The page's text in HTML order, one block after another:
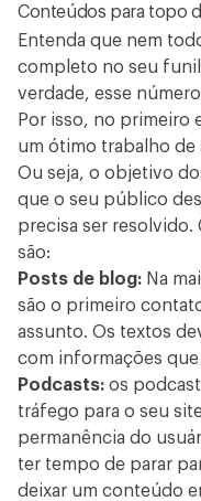
Conteúdos para topo
Entenda que nem
completo no seu
verdade, esse
Por isso, no primeiro
um ótimo trabalho de
Ou seja, o objetivo
que o seu público
precisa ser resolvido.
são:
Posts de blog: Na
são o primeiro
assunto. Os textos
com informações
Podcasts: os
tráfego para o seu
permanência do
ter tempo de parar
deixar um conteúdo